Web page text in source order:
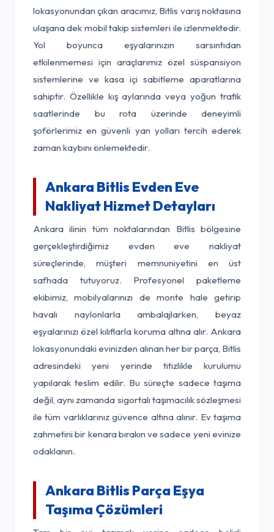
lokasyonundan çıkan aracımız, Bitlis varış noktasına
ulaşana dek mobil takip sistemleri ile izlenmektedir.
Yol boyunca eşyalarınızın sarsıntıdan
etkilenmemesi için araçlarımız özel süspansiyon
sistemlerine ve kasa içi sabitleme aparatlarına
sahiptir. Özellikle kış aylarında veya yoğun trafik
saatlerinde bu rota üzerinde deneyimli
şoförlerimiz en güvenli yan yolları tercih ederek
zaman kaybını önlemektedir.
Ankara Bitlis Evden Eve
Nakliyat Hizmet Detayları
Ankara ilinin tüm noktalarından Bitlis bölgesine
gerçekleştirdiğimiz evden eve nakliyat
süreçlerinde, müşteri memnuniyetini en üst
safhada tutuyoruz. Profesyonel paketleme
ekibimiz, mobilyalarınızı de monte hale getirip
havalı naylonlarla ambalajlarken, beyaz
eşyalarınızı özel kılıflarla koruma altına alır. Ankara
lokasyonundaki evinizden alınan her bir parça, Bitlis
adresindeki yeni yerinde titizlikle kurulumu
yapılarak teslim edilir. Bu süreçte sadece taşıma
değil, aynı zamanda sigortalı taşımacılık sözleşmesi
ile tüm varlıklarınız güvence altına alınır. Ev taşıma
zahmetini bir kenara bırakın ve sadece yeni evinize
odaklanın.
Ankara Bitlis Parça Eşya
Taşıma Çözümleri